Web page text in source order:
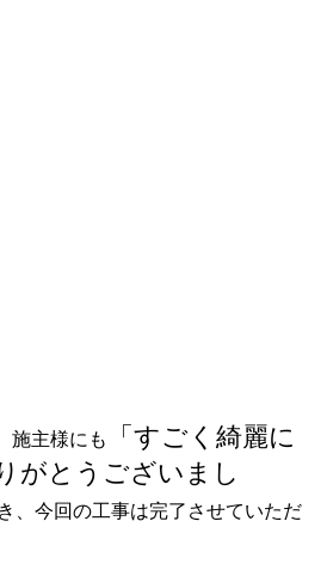
施主様にも
「すごく綺麗に
がとうございまし
、今回の工事は完了させていただ